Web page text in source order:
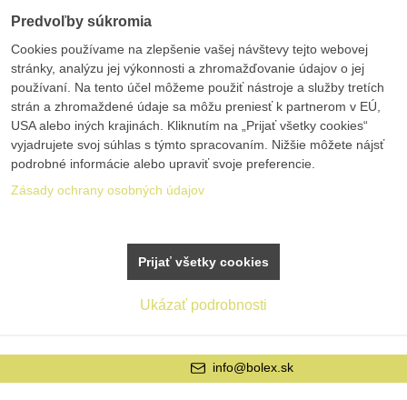
info@bolex.sk
Predvoľby súkromia
Cookies používame na zlepšenie vašej návštevy tejto webovej
stránky, analýzu jej výkonnosti a zhromažďovanie údajov o jej
používaní. Na tento účel môžeme použiť nástroje a služby tretích
strán a zhromaždené údaje sa môžu preniesť k partnerom v EÚ,
USA alebo iných krajinách. Kliknutím na „Prijať všetky cookies“
vyjadrujete svoj súhlas s týmto spracovaním. Nižšie môžete nájsť
podrobné informácie alebo upraviť svoje preferencie.
Zásady ochrany osobných údajov
Ukázať podrobnosti
Prijať všetky cookies